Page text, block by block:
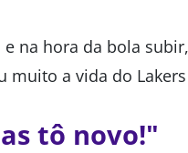
na hora da bola
muito a vida do
tô novo!"